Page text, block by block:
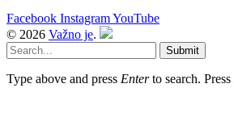
Facebook InstagramYouTube
© 2026 Važno je.
Submit
Type above and press Enterto search. Press